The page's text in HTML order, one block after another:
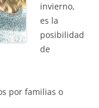
invierno,
es la
posibilidad
de
por familias o